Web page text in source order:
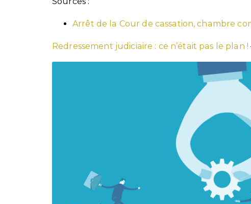
Arrêt de la Cour de cassation, chambre
Redressement judiciaire : ce n’était pas le plan !